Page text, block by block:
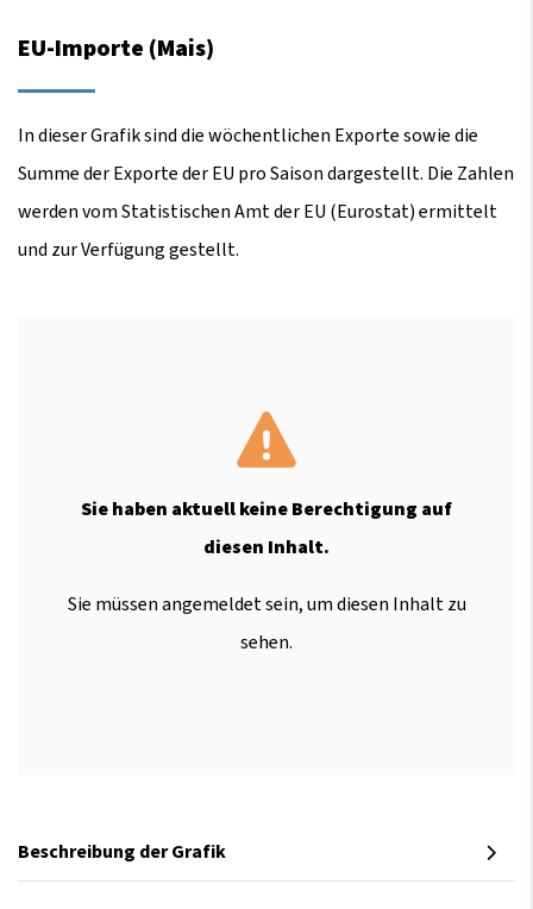
EU-Importe (Mais)
In dieser Grafik sind die wöchentlichen Exporte sowie die
Summe der Exporte der EU pro Saison dargestellt. Die Zahlen
werden vom Statistischen Amt der EU (Eurostat) ermittelt
und zur Verfügung gestellt.
Sie haben aktuell keine Berechtigung auf
diesen Inhalt.
Sie müssen angemeldet sein, um diesen Inhalt zu
sehen.
Beschreibung der Grafik